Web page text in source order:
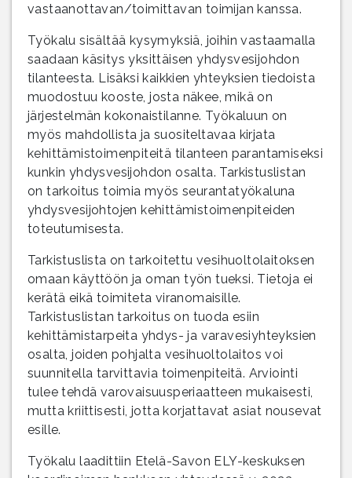
vastaanottavan/toimittavan toimijan kanssa.
Työkalu sisältää kysymyksiä, joihin vastaamalla
saadaan käsitys yksittäisen yhdysvesijohdon
tilanteesta. Lisäksi kaikkien yhteyksien tiedoista
muodostuu kooste, josta näkee, mikä on
järjestelmän kokonaistilanne. Työkaluun on
myös mahdollista ja suositeltavaa kirjata
kehittämistoimenpiteitä tilanteen parantamiseksi
kunkin yhdysvesijohdon osalta. Tarkistuslistan
on tarkoitus toimia myös seurantatyökaluna
yhdysvesijohtojen kehittämistoimenpiteiden
toteutumisesta.
Tarkistuslista on tarkoitettu vesihuoltolaitoksen
omaan käyttöön ja oman työn tueksi. Tietoja ei
kerätä eikä toimiteta viranomaisille.
Tarkistuslistan tarkoitus on tuoda esiin
kehittämistarpeita yhdys- ja varavesiyhteyksien
osalta, joiden pohjalta vesihuoltolaitos voi
suunnitella tarvittavia toimenpiteitä. Arviointi
tulee tehdä varovaisuusperiaatteen mukaisesti,
mutta kriittisesti, jotta korjattavat asiat nousevat
esille.
Työkalu laadittiin Etelä-Savon ELY-keskuksen